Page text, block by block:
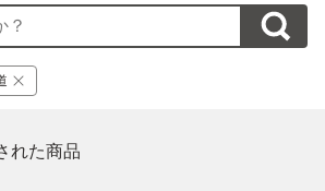
れた商品